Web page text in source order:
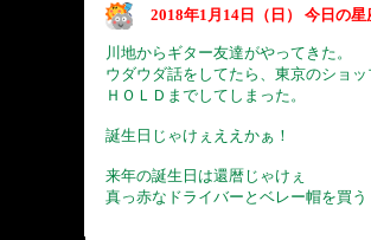
2018年1月14日（日） 今日の
川地からギター友達がやってきた。
ウダウダ話をしてたら、東京のショ
ＨＯＬＤまでしてしまった。
誕生日じゃけぇええかぁ！
来年の誕生日は還暦じゃけぇ
真っ赤なドライバーとベレー帽を買